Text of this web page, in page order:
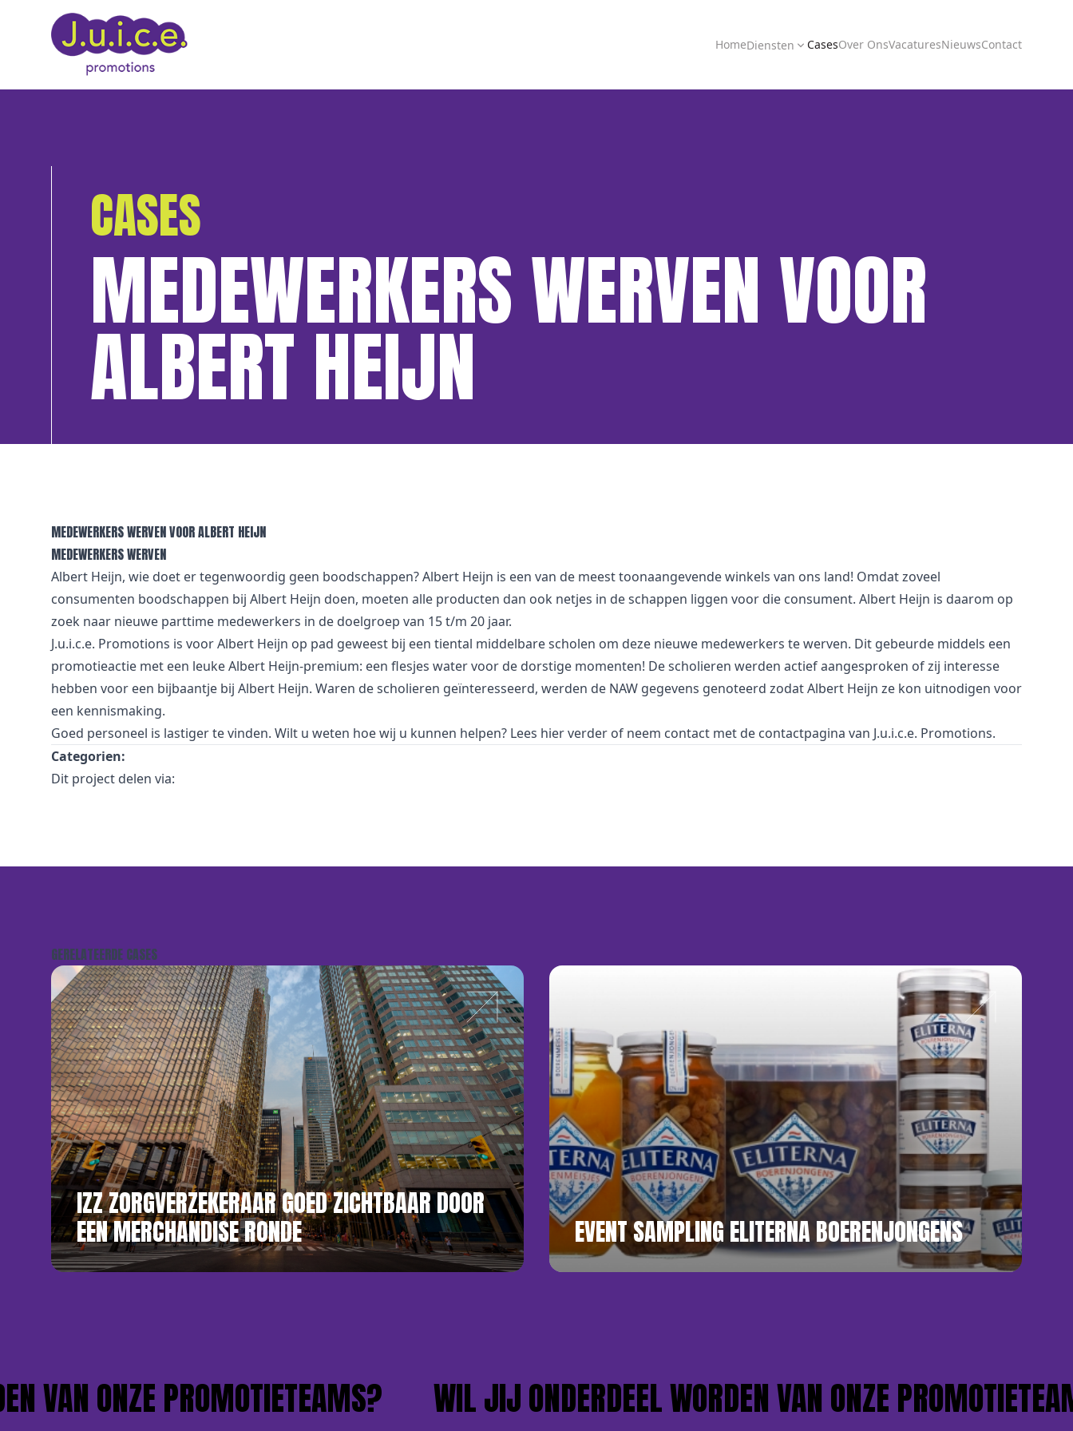
HomeDiensten CasesOver OnsVacaturesNieuwsContact
CASES
MEDEWERKERS WERVEN VOOR
ALBERT HEIJN
MEDEWERKERS WERVEN VOOR ALBERT HEIJN
MEDEWERKERS WERVEN
Albert Heijn, wie doet er tegenwoordig geen boodschappen? Albert Heijn is een van de meest toonaangevende winkels van ons land! Omdat zoveel
consumenten boodschappen bij Albert Heijn doen, moeten alle producten dan ook netjes in de schappen liggen voor die consument. Albert Heijn is daarom op
zoek naar nieuwe parttime medewerkers in de doelgroep van 15 t/m 20 jaar.
J.u.i.c.e. Promotions is voor Albert Heijn op pad geweest bij een tiental middelbare scholen om deze nieuwe medewerkers te werven. Dit gebeurde middels een
promotieactie met een leuke Albert Heijn-premium: een flesjes water voor de dorstige momenten! De scholieren werden actief aangesproken of zij interesse
hebben voor een bijbaantje bij Albert Heijn. Waren de scholieren geïnteresseerd, werden de NAW gegevens genoteerd zodat Albert Heijn ze kon uitnodigen voor
een kennismaking.
Goed personeel is lastiger te vinden. Wilt u weten hoe wij u kunnen helpen? Lees hier verder of neem contact met de contactpagina van J.u.i.c.e. Promotions.
Categorien:
Dit project delen via:
GERELATEERDE CASES
IZZ ZORGVERZEKERAAR GOED ZICHTBAAR DOOR
EEN MERCHANDISE RONDE
EVENT SAMPLING ELITERNA BOERENJONGENS
ONZE PROMOTIETEAMS? WIL JIJ ONDERDEEL WORDEN VAN ONZE PROMOTIETEAMS?